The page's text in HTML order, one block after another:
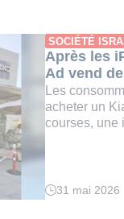
SOCIÉTÉ
Après les
Ad vend
Les
acheter un
courses, une
Temps
31 mai 2026